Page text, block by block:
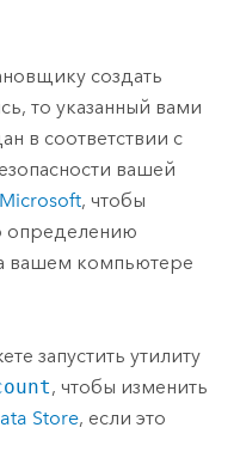
создать
то указанный вами
в соответствии с
вашей
Microsoft, чтобы
определению
вашем компьютере
запустить утилиту
, чтобы изменить
Store, если это